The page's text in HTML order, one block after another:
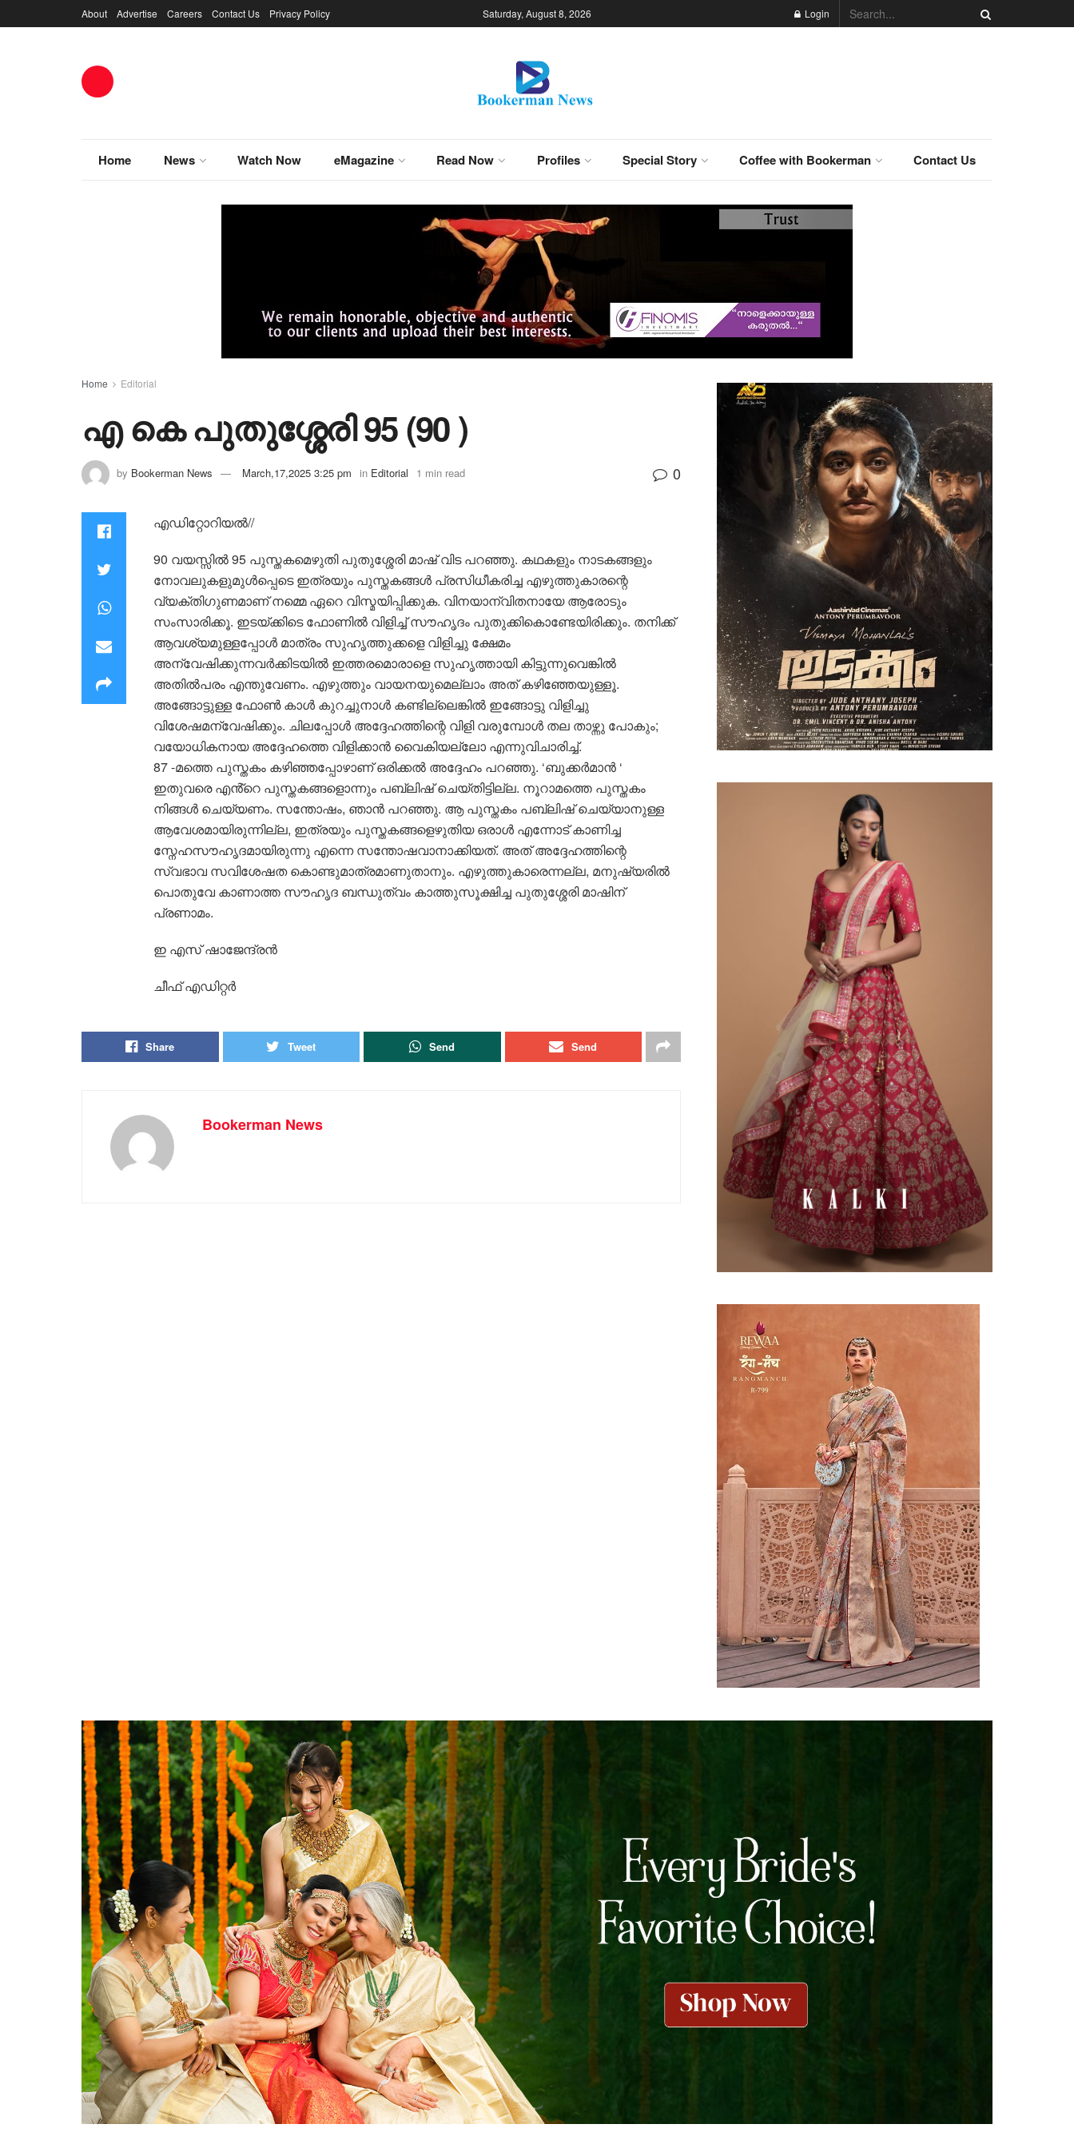
About Advertise Careers Contact Us Privacy Policy Saturday, August 8, 2026 Login
Home News Watch Now eMagazine Read Now Profiles Special Story Coffee with Bookerman Contact Us
Home Editorial
എ കെ പുതുശ്ശേരി 95 (90 )
by Bookerman News March,17,2025 3:25 pm in Editorial 1 min read 0
എഡിറ്റോറിയൽ//
90 വയസ്സിൽ 95 പുസ്തകമെഴുതി പുതുശ്ശേരി മാഷ് വിട പറഞ്ഞു. കഥകളും നാടകങ്ങളും
നോവലുകളുമുൾപ്പെടെ ഇത്രയും പുസ്തകങ്ങൾ പ്രസിധീകരിച്ച എഴുത്തുകാരന്റെ
വ്യക്തിഗുണമാണ് നമ്മെ ഏറെ വിസ്മയിപ്പിക്കുക. വിനയാന്വിതനായേ ആരോടും
സംസാരിക്കൂ. ഇടയ്ക്കിടെ ഫോണിൽ വിളിച്ച് സൗഹൃദം പുതുക്കികൊണ്ടേയിരിക്കും. തനിക്ക്
ആവശ്യമുള്ളപ്പോൾ മാത്രം സുഹൃത്തുക്കളെ വിളിച്ചു ക്ഷേമം
അന്വേഷിക്കുന്നവർക്കിടയിൽ ഇത്തരമൊരാളെ സുഹൃത്തായി കിട്ടുന്നുവെങ്കിൽ
അതിൽപരം എന്തുവേണം. എഴുത്തും വായനയുമെല്ലാം അത് കഴിഞ്ഞേയുള്ളൂ.
അങ്ങോട്ടുള്ള ഫോൺ കാൾ കുറച്ചുനാൾ കണ്ടില്ലെങ്കിൽ ഇങ്ങോട്ടു വിളിച്ചു
വിശേഷമന്വേഷിക്കും. ചിലപ്പോൾ അദ്ദേഹത്തിന്റെ വിളി വരുമ്പോൾ തല താഴ്ന്നു പോകും;
വയോധികനായ അദ്ദേഹത്തെ വിളിക്കാൻ വൈകിയല്ലോ എന്നുവിചാരിച്ച്.
87 -മത്തെ പുസ്തകം കഴിഞ്ഞപ്പോഴാണ് ഒരിക്കൽ അദ്ദേഹം പറഞ്ഞു. ‘ബുക്കർമാൻ ‘
ഇതുവരെ എൻ്റെ പുസ്തകങ്ങളൊന്നും പബ്ലിഷ് ചെയ്തിട്ടില്ല. നൂറാമത്തെ പുസ്തകം
നിങ്ങൾ ചെയ്യണം. സന്തോഷം, ഞാൻ പറഞ്ഞു. ആ പുസ്തകം പബ്ലിഷ് ചെയ്യാനുള്ള
ആവേശമായിരുന്നില്ല, ഇത്രയും പുസ്തകങ്ങളെഴുതിയ ഒരാൾ എന്നോട് കാണിച്ച
സ്നേഹസൗഹൃദമായിരുന്നു എന്നെ സന്തോഷവാനാക്കിയത്. അത് അദ്ദേഹത്തിന്റെ
സ്വഭാവ സവിശേഷത കൊണ്ടുമാത്രമാണുതാനും. എഴുത്തുകാരെന്നല്ല, മനുഷ്യരിൽ
പൊതുവേ കാണാത്ത സൗഹൃദ ബന്ധുത്വം കാത്തുസൂക്ഷിച്ച പുതുശ്ശേരി മാഷിന്
പ്രണാമം.
ഇ എസ് ഷാജേന്ദ്രൻ
ചീഫ് എഡിറ്റർ
Share Tweet Send Send
Bookerman News